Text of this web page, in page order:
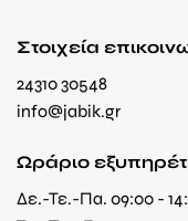
Στοιχεία
24310 30548
info@jabik.gr
Ωράριο
Δε.-Τε.-Πα. 09:00 -